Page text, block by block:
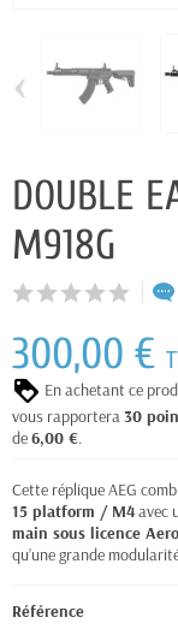
‹
DOUBLE
M918G
300,00 €
En achetant ce
vous rapportera30
de6,00 €.
Cette réplique AEG
15 platform / M4avec
main sous licence
qu’une grande
Référence